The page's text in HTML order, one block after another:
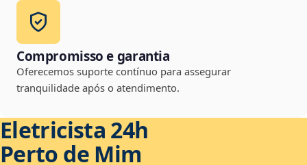
Compromisso e garantia
Oferecemos suporte contínuo para assegurar
tranquilidade após o atendimento.
Eletricista 24h
Perto de Mim